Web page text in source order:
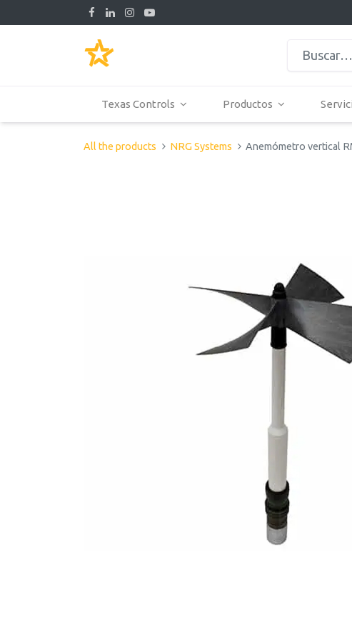
Texas Controls Productos
All the products NRG Systems Anemómetro vertical